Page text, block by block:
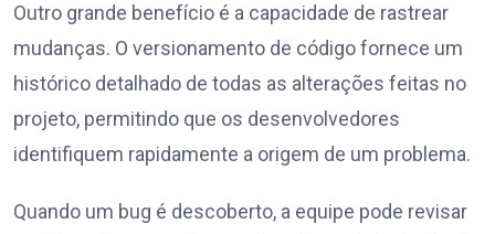
Outro grande benefício é a capacidade de rastrear
mudanças. O versionamento de código fornece um
histórico detalhado de todas as alterações feitas no
projeto, permitindo que os desenvolvedores
identifiquem rapidamente a origem de um problema.
Quando um bug é descoberto, a equipe pode revisar